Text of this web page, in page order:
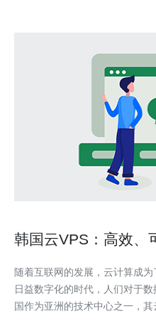
韩国云VPS：高效、
随着互联网的发展，云计算成
日益数字化的时代，人们对于
国作为亚洲的技术中心之一，其